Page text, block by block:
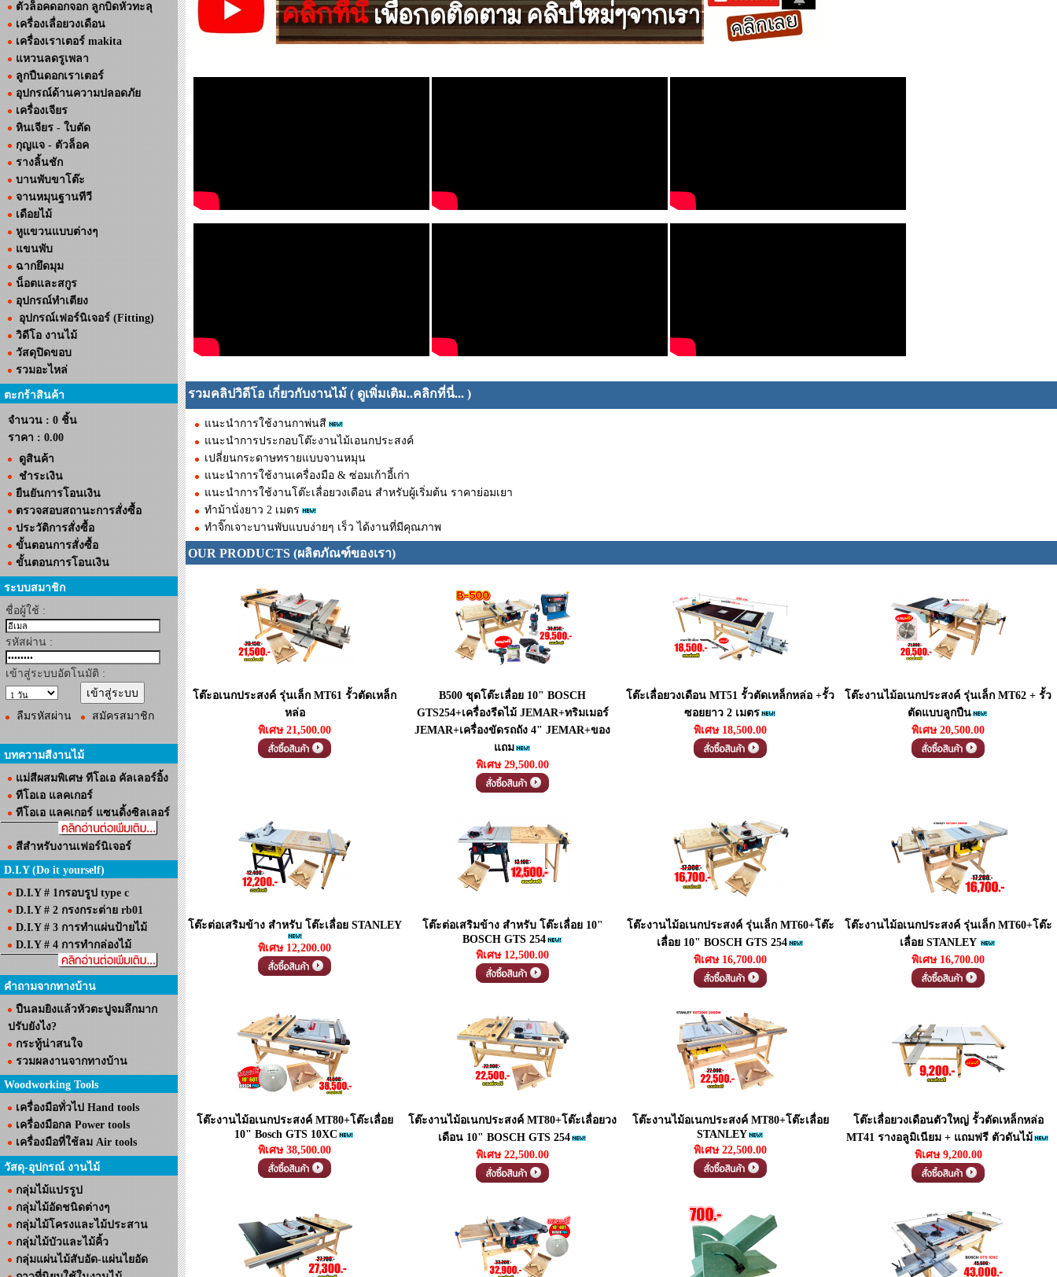
ตัวล็อคดอกจอก ลูกบิดหัวทะลุ
เครื่องเลื่อยวงเดือน
เครื่องเราเตอร์ makita
แหวนลดรูเพลา
ลูกปืนดอกเราเตอร์
อุปกรณ์ด้านความปลอดภัย
เครื่องเจียร
หินเจียร - ใบตัด
กุญแจ - ตัวล็อค
รางลิ้นชัก
บานพับขาโต๊ะ
จานหมุนฐานทีวี
เดือยไม้
หูแขวนแบบต่างๆ
แขนพับ
ฉากยึดมุม
น็อตและสกูร
อุปกรณ์ทำเตียง
อุปกรณ์เฟอร์นิเจอร์ (Fitting)
วิดีโอ งานไม้
วัสดุปิดขอบ
รวมอะไหล่
ตะกร้าสินค้า
จำนวน : 0 ชิ้น
ราคา : 0.00
ดูสินค้า
ชำระเงิน
ยืนยันการโอนเงิน
ตรวจสอบสถานะการสั่งซื้อ
ประวัติการสั่งซื้อ
ขั้นตอนการสั่งซื้อ
ขั้นตอนการโอนเงิน
ระบบสมาชิก
ชื่อผู้ใช้ :
รหัสผ่าน :
เข้าสู่ระบบอัตโนมัติ :
ลืมรหัสผ่าน สมัครสมาชิก
บทความสีงานไม้
แม่สีผสมพิเศษ ทีโอเอ คัลเลอร์อิ้ง
ทีโอเอ แลคเกอร์
ทีโอเอ แลคเกอร์ แซนดิ้งซิลเลอร์
สีสำหรับงานเฟอร์นิเจอร์
D.I.Y (Do it yourself)
D.I.Y # 1กรอบรูป type c
D.I.Y # 2 กรงกระต่าย rb01
D.I.Y # 3 การทำแผ่นป้ายไม้
D.I.Y # 4 การทำกล่องไม้
คำถามจากทางบ้าน
ปืนลมยิงแล้วหัวตะปูจมลึกมาก
ปรับยังไง?
กระทู้น่าสนใจ
รวมผลงานจากทางบ้าน
Woodworking Tools
เครื่องมือทั่วไป Hand tools
เครื่องมือกล Power tools
เครื่องมือที่ใช้ลม Air tools
วัสดุ-อุปกรณ์ งานไม้
กลุ่มไม้แปรรูป
กลุ่มไม้อัดชนิดต่างๆ
กลุ่มไม้โครงและไม้ประสาน
กลุ่มไม้บัวและไม้คิ้ว
กลุ่มแผ่นไม้สับอัด-แผ่นไยอัด
รวมคลิปวิดีโอ เกี่ยวกับงานไม้ ( ดูเพิ่มเติม..คลิกที่นี่... )
แนะนำการใช้งานกาพ่นสี
แนะนำการประกอบโต๊ะงานไม้เอนกประสงค์
เปลี่ยนกระดาษทรายแบบจานหมุน
แนะนำการใช้งานเครื่องมือ & ซ่อมเก้าอี้เก่า
แนะนำการใช้งานโต๊ะเลื่อยวงเดือน สำหรับผู้เริ่มต้น ราคาย่อมเยา
ทำม้านั่งยาว 2 เมตร
ทำจิ๊กเจาะบานพับแบบง่ายๆ เร็ว ได้งานที่มีคุณภาพ
OUR PRODUCTS (ผลิตภัณฑ์ของเรา)
โต๊ะอเนกประสงค์ รุ่นเล็ก MT61 รั้วตัดเหล็ก
หล่อ
พิเศษ 21,500.00
B500 ชุดโต๊ะเลื่อย 10" BOSCH
GTS254+เครื่องรีดไม้ JEMAR+ทริมเมอร์
JEMAR+เครื่องขัดรถถัง 4" JEMAR+ของ
แถม
พิเศษ 29,500.00
โต๊ะเลื่อยวงเดือน MT51 รั้วตัดเหล็กหล่อ +รั้ว
ซอยยาว 2 เมตร
พิเศษ 18,500.00
โต๊ะงานไม้อเนกประสงค์ รุ่นเล็ก MT62 + รั้ว
ตัดแบบลูกปืน
พิเศษ 20,500.00
โต๊ะต่อเสริมข้าง สำหรับ โต๊ะเลื่อย STANLEY
พิเศษ 12,200.00
โต๊ะต่อเสริมข้าง สำหรับ โต๊ะเลื่อย 10"
BOSCH GTS 254
พิเศษ 12,500.00
โต๊ะงานไม้อเนกประสงค์ รุ่นเล็ก MT60+โต๊ะ
เลื่อย 10" BOSCH GTS 254
พิเศษ 16,700.00
โต๊ะงานไม้อเนกประสงค์ รุ่นเล็ก MT60+โต๊ะ
เลื่อย STANLEY
พิเศษ 16,700.00
โต๊ะงานไม้อเนกประสงค์ MT80+โต๊ะเลื่อย
10" Bosch GTS 10XC
พิเศษ 38,500.00
โต๊ะงานไม้อเนกประสงค์ MT80+โต๊ะเลื่อยวง
เดือน 10" BOSCH GTS 254
พิเศษ 22,500.00
โต๊ะงานไม้อเนกประสงค์ MT80+โต๊ะเลื่อย
STANLEY
พิเศษ 22,500.00
โต๊ะเลื่อยวงเดือนตัวใหญ่ รั้วตัดเหล็กหล่อ
MT41 รางอลูมิเนียม + แถมฟรี ตัวดันไม้
พิเศษ 9,200.00